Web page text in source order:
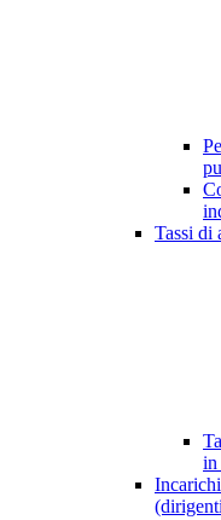
Tassi di
in